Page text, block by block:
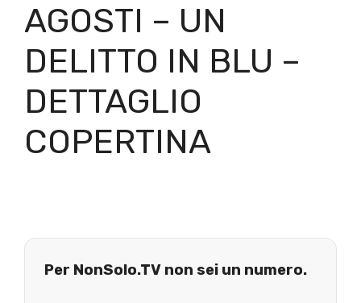
AGOSTI – UN
DELITTO IN BLU –
DETTAGLIO
COPERTINA
Per NonSolo.TV non sei un numero.